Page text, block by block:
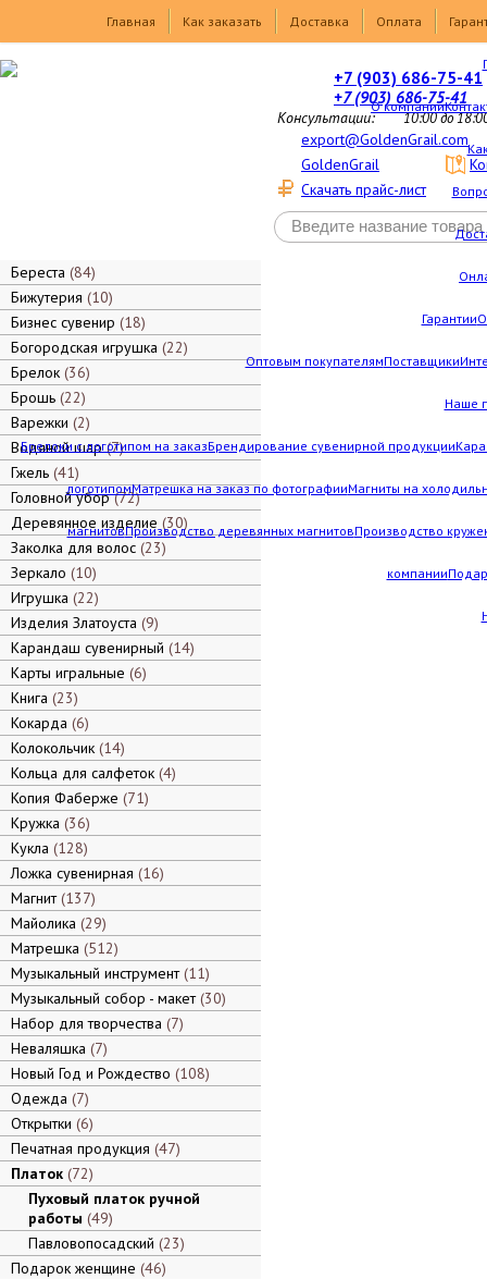
Главная
Как заказать Доставка Оплата
О компании
Гарантии
Оптовым покупателямПоставщики
Наше
Брелоки с логотипом на заказБрендирование сувенирной продукции
логотипомМатрешка на заказ по фотографииМагниты на
магнитовПроизводство деревянных магнитовПроизводство
компании
+7 (903) 686-75-41
+7 (903) 686-75-41
Консультации: 10:00 до
export@GoldenGrail.com
GoldenGrail
Скачать прайс-лист
Береста 84
Бижутерия 10
Бизнес сувенир 18
Богородская игрушка 22
Брелок 36
Брошь 22
Варежки 2
Водяной шар 7
Гжель 41
Головной убор 72
Деревянное изделие 30
Заколка для волос 23
Зеркало 10
Игрушка 22
Изделия Златоуста 9
Карандаш сувенирный 14
Карты игральные 6
Книга 23
Кокарда 6
Колокольчик 14
Кольца для салфеток 4
Копия Фаберже 71
Кружка 36
Кукла 128
Ложка сувенирная 16
Магнит 137
Майолика 29
Матрешка 512
Музыкальный инструмент 11
Музыкальный собор - макет 30
Набор для творчества 7
Неваляшка 7
Новый Год и Рождество 108
Одежда 7
Открытки 6
Печатная продукция 47
Платок 72
Пуховый платок ручной
работы 49
Павловопосадский 23
Подарок женщине 46